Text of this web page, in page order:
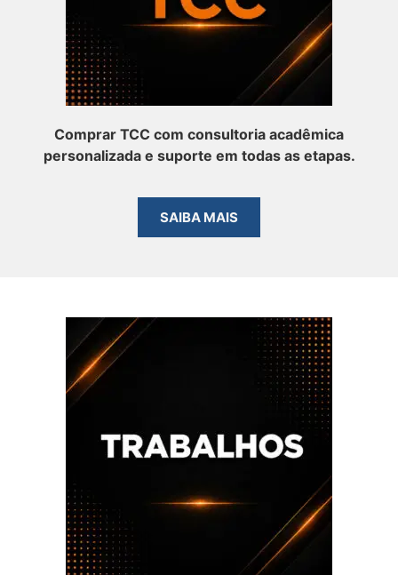
Comprar TCC com consultoria acadêmica
personalizada e suporte em todas as etapas.
SAIBA MAIS